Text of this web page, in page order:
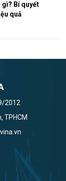
gì? Bí quyết
quả
2012
TPHCM